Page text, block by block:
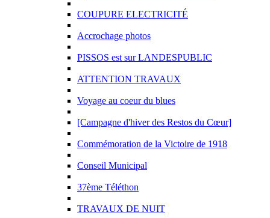
COUPURE ELECTRICITÉ
Accrochage photos
PISSOS est sur LANDESPUBLIC
ATTENTION TRAVAUX
Voyage au coeur du blues
[Campagne d'hiver des Restos du Cœur]
Commémoration de la Victoire de 1918
Conseil Municipal
37ème Téléthon
TRAVAUX DE NUIT